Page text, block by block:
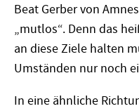
Beat Gerber von
„mutlos“. Denn das
an diese Ziele halten
Umständen nur noch
In eine ähnliche